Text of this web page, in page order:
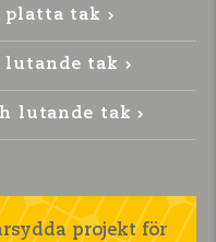
platta tak
lutande tak
lutande tak
projekt för